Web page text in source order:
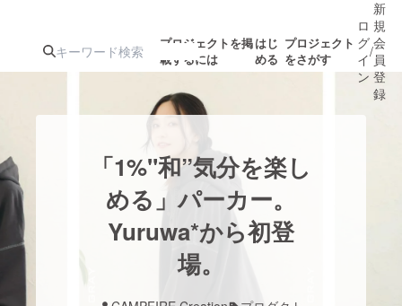
プロジェクトを掲
載するには
はじ
める
プロジェクト
をさがす
人気のプロ
ジェクト
注目のリ
ターン
注目の新着プロ
ジェクト
募集終了が近いプ
ロジェクト
アート・写真
ロ
グ
イ
ン
/
新
規
会
員
登
録
「1%"和”気分を楽し
める」パーカー。
Yuruwa*から初登
場。